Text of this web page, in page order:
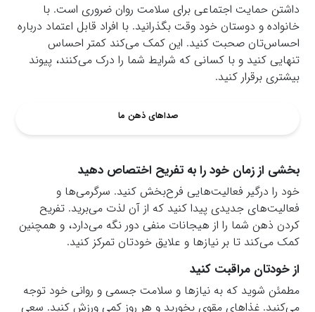
داشتن حمایت اجتماعی برای سلامت روان ضروری است. با
خانواده و دوستان خود وقت بگذرانید. با افراد قابل‌ اعتماد درباره
احساس‌تان صحبت کنید. این کمک می‌کند کمتر احساس
تنهایی کنید و با کسانی که شرایط شما را درک می‌کنند، پیوند
بیشتری برقرار کنید.
صداهای ذهن ما
بخشی از زمان خود را به تفریح اختصاص دهید
خود را درگیر فعالیت‌هایی فرح‌بخش کنید. سرگرمی‌ها و
فعالیت‌های جدیدی پیدا کنید که از آن لذت می‌برید. تفریح
کردن ذهن شما را از هیجانات منفی دور نگه می‌دارد، و همچنین
کمک می‌کند تا بر نیازها و علایق خودتان تمرکز کنید.
از خودتان مراقبت کنید
مطمئن شوید که به نیازها و سلامت جسمی و روانی خود توجه
می‌کنید. غذاهای مقوی بخورید و هر روز کمی ورزش کنید. سعی